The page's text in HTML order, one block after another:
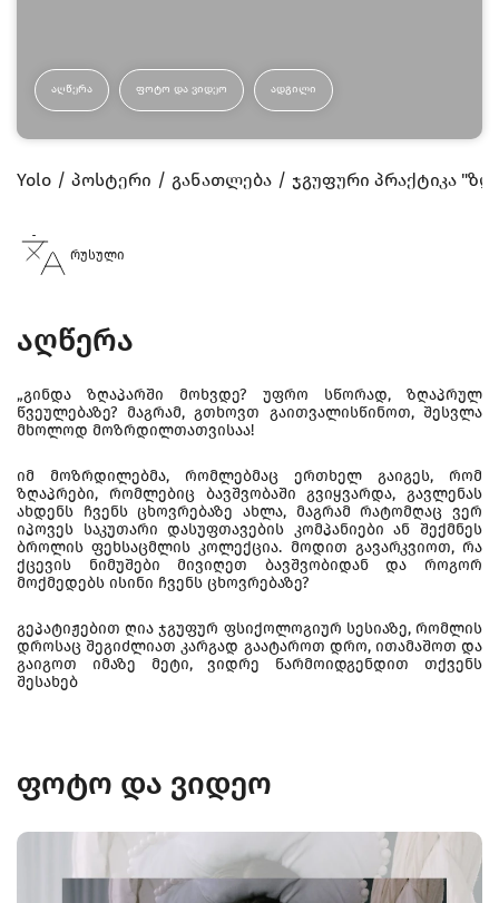
ᲐᲦᲬᲔᲠᲐ ᲤᲝᲢᲝ ᲓᲐ ᲕᲘᲓᲔᲝ ᲐᲓᲒᲘᲚᲘ
Yolo პოსტერი განათლება ჯგუფური პრაქტიკა
რუსული
აღწერა
„გინდა ზღაპარში მოხვდე? უფრო სწორად, ზღაპრულ
წვეულებაზე? მაგრამ, გთხოვთ გაითვალისწინოთ, შესვლა
მხოლოდ მოზრდილთათვისაა!
იმ მოზრდილებმა, რომლებმაც ერთხელ გაიგეს, რომ
ზღაპრები, რომლებიც ბავშვობაში გვიყვარდა, გავლენას
ახდენს ჩვენს ცხოვრებაზე ახლა, მაგრამ რატომღაც ვერ
იპოვეს საკუთარი დასუფთავების კომპანიები ან შექმნეს
ბროლის ფეხსაცმლის კოლექცია. მოდით გავარკვიოთ, რა
ქცევის ნიმუშები მივიღეთ ბავშვობიდან და როგორ
მოქმედებს ისინი ჩვენს ცხოვრებაზე?
გეპატიჟებით ღია ჯგუფურ ფსიქოლოგიურ სესიაზე, რომლის
დროსაც შეგიძლიათ კარგად გაატაროთ დრო, ითამაშოთ და
გაიგოთ იმაზე მეტი, ვიდრე წარმოიდგენდით თქვენს
შესახებ
ფოტო და ვიდეო